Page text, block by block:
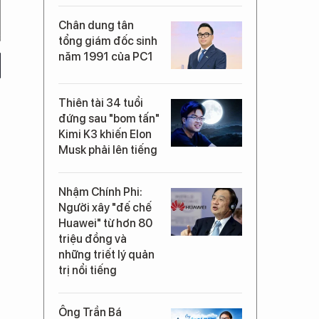
Chân dung tân
tổng giám đốc sinh
năm 1991 của PC1
Thiên tài 34 tuổi
đứng sau "bom tấn"
Kimi K3 khiến Elon
Musk phải lên tiếng
Nhậm Chính Phi:
Người xây "đế chế
Huawei" từ hơn 80
triệu đồng và
những triết lý quản
trị nổi tiếng
Ông Trần Bá